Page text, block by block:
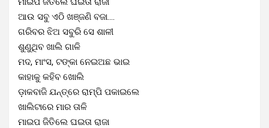
ଆଉ ସବୁ ଏଠି ଖଞ୍ଜଣି ବଜା….
ଗରିବର ଝିଅ ସବୁରି ସେ ଶାଳୀ
ଶୁଣୁଥିବ ଖାଲି ଗାଳି
ମଦ, ମାଂସ, ଟଙ୍କା ନେଇଅଛ ଭାଇ
କାହାକୁ କହିବ ଖୋଲି
ଡ଼ାକବାଜି ଯନ୍ତ୍ରେ ରାମ୍ପି ପକାଇଲେ
ଖାଲିଟାରେ ମାର ତାଳି
ମାଇପ ଜିତିଲେ ଘଇତା ରାଜା